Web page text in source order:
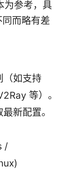
为参考，具
而略有差
（如支持
等）。
新配置。
/